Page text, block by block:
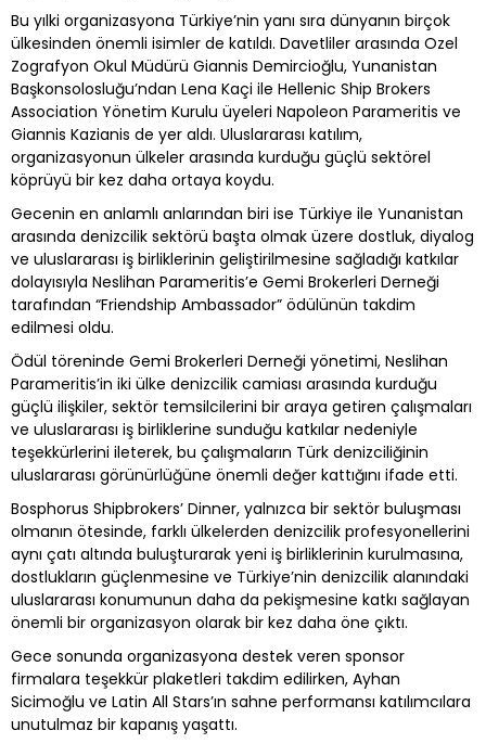
Bu yılki organizasyona Türkiye’nin yanı sıra dünyanın birçok
ülkesinden önemli isimler de katıldı. Davetliler arasında Ozel
Zografyon Okul Müdürü Giannis Demircioğlu, Yunanistan
Başkonsolosluğu’ndan Lena Kaçi ile Hellenic Ship Brokers
Association Yönetim Kurulu üyeleri Napoleon Parameritis ve
Giannis Kazianis de yer aldı. Uluslararası katılım,
organizasyonun ülkeler arasında kurduğu güçlü sektörel
köprüyü bir kez daha ortaya koydu.
Gecenin en anlamlı anlarından biri ise Türkiye ile Yunanistan
arasında denizcilik sektörü başta olmak üzere dostluk, diyalog
ve uluslararası iş birliklerinin geliştirilmesine sağladığı katkılar
dolayısıyla Neslihan Parameritis’e Gemi Brokerleri Derneği
tarafından “Friendship Ambassador” ödülünün takdim
edilmesi oldu.
Ödül töreninde Gemi Brokerleri Derneği yönetimi, Neslihan
Parameritis’in iki ülke denizcilik camiası arasında kurduğu
güçlü ilişkiler, sektör temsilcilerini bir araya getiren çalışmaları
ve uluslararası iş birliklerine sunduğu katkılar nedeniyle
teşekkürlerini ileterek, bu çalışmaların Türk denizciliğinin
uluslararası görünürlüğüne önemli değer kattığını ifade etti.
Bosphorus Shipbrokers’ Dinner, yalnızca bir sektör buluşması
olmanın ötesinde, farklı ülkelerden denizcilik profesyonellerini
aynı çatı altında buluşturarak yeni iş birliklerinin kurulmasına,
dostlukların güçlenmesine ve Türkiye’nin denizcilik alanındaki
uluslararası konumunun daha da pekişmesine katkı sağlayan
önemli bir organizasyon olarak bir kez daha öne çıktı.
Gece sonunda organizasyona destek veren sponsor
firmalara teşekkür plaketleri takdim edilirken, Ayhan
Sicimoğlu ve Latin All Stars’ın sahne performansı katılımcılara
unutulmaz bir kapanış yaşattı.